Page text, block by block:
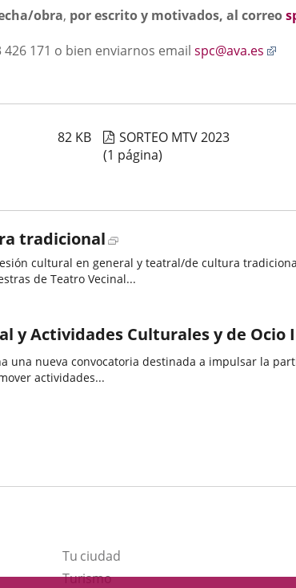
obra, por escrito y motivados, al correo
171 o bien enviarnos emailspc@ava.es
82 KB
SORTEO MTV 2023
(1 página)
tradicional
Enlace
a
una
externa.
cultural en general y teatral/de cultura
de Teatro Vecinal...
y Actividades Culturales y de Ocio
actividades...
Tu ciudad
TurismoEste